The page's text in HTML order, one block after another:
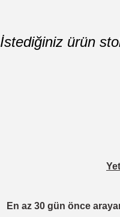
İstediğiniz ürün
En az 30 gün önce